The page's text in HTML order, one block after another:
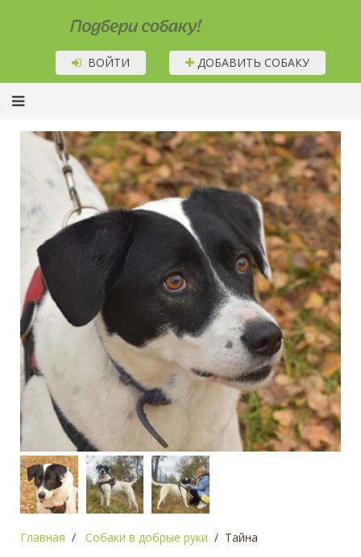
Подбери собаку!
ВОЙТИ ДОБАВИТЬ СОБАКУ
Главная Собаки в добрые руки Тайна